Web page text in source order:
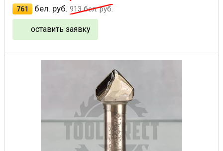
761
бел. руб. 913бел. руб.
оставить заявку